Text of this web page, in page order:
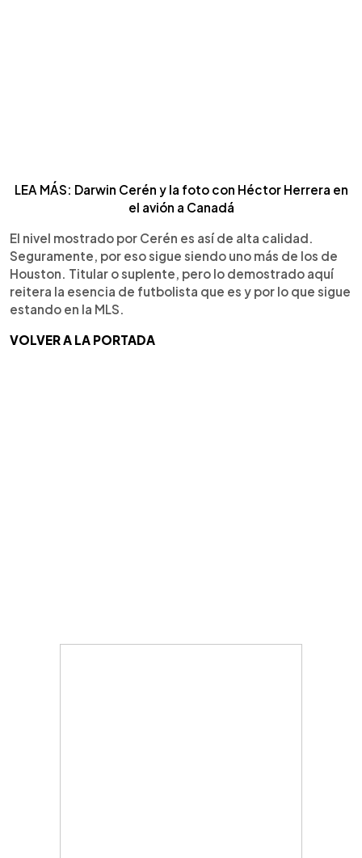
LEA MÁS: Darwin Cerén y la foto con Héctor Herrera en
el avión a Canadá
El nivel mostrado por Cerén es así de alta calidad.
Seguramente, por eso sigue siendo uno más de los de
Houston. Titular o suplente, pero lo demostrado aquí
reitera la esencia de futbolista que es y por lo que sigue
estando en la MLS.
VOLVER A LA PORTADA